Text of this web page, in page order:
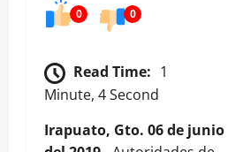
0 0
Read Time: 1
Minute, 4 Second
Irapuato, Gto. 06 de junio